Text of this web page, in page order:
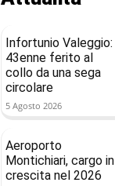
Infortunio Valeggio:
43enne ferito al
collo da una sega
circolare
5 Agosto 2026
Aeroporto
Montichiari, cargo in
crescita nel 2026